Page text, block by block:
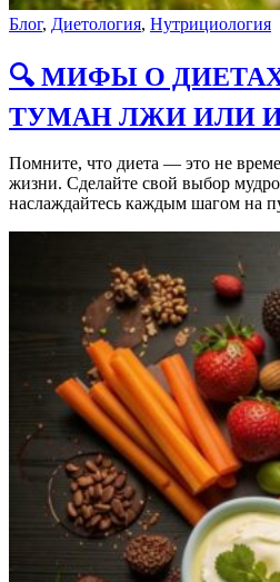
Блог, Диетология, Нутрициология
🔍 МИФЫ О
ТУМАН ЛЖИ ИЛИ
Помните, что диета — это не
жизни. Сделайте свой выбор
наслаждайтесь каждым шагом на